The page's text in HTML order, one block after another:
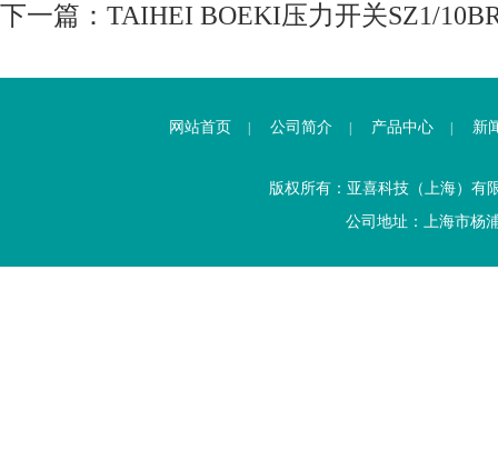
下一篇： TAIHEI BOEKI压力开关SZ1/
网站首页 公司简介 产品中心 新
版权所有：亚喜科技（上海）
公司地址：上海市杨